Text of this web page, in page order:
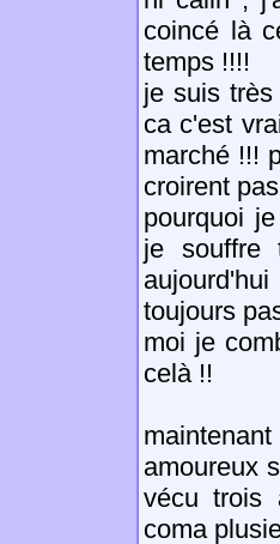
coincé là
temps !!!!
je suis
ca c'est
marché !!!
croirent
pourquoi
je souffre
toujours
moi je
celà !!
amoureux
vécu trois
coma